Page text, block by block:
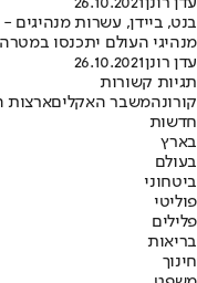
בנט, ביידן, עשרות מנהיגים
מנהיגי העולם יתכנסו
עדן רונן26.10.2021
תגיות קשורות
קורונהמשבר האקליםארצות
חדשות
בארץ
בעולם
ביטחוני
פוליטי
פלילים
בריאות
חינוך